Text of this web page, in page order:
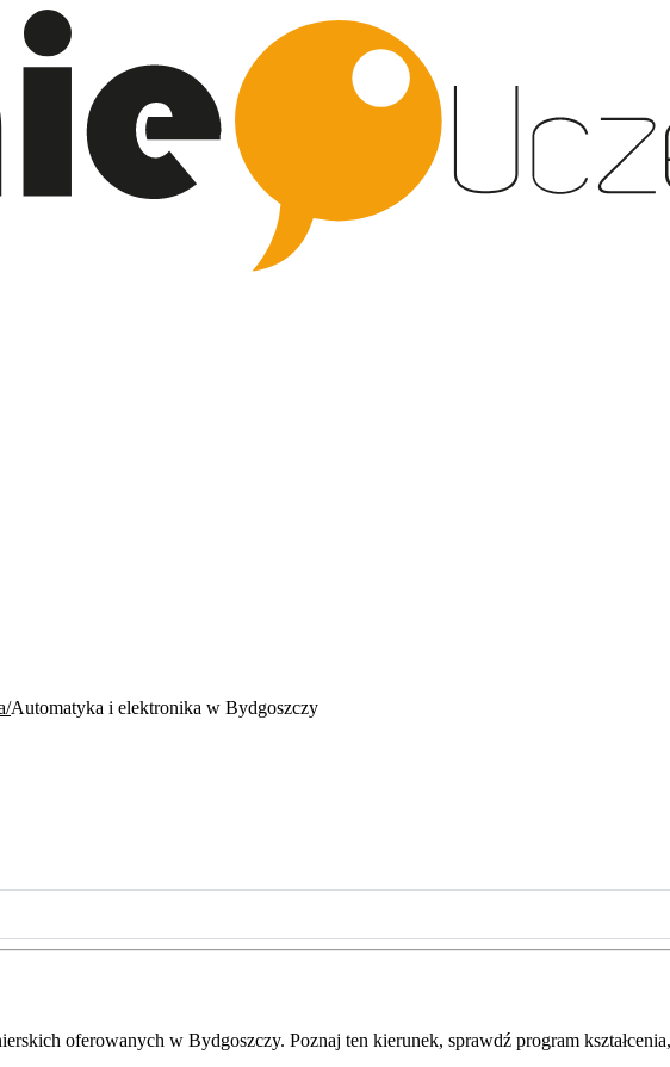
Automatyka i elektronika w Bydgoszczy
oferowanych w Bydgoszczy. Poznaj ten kierunek, sprawdź program